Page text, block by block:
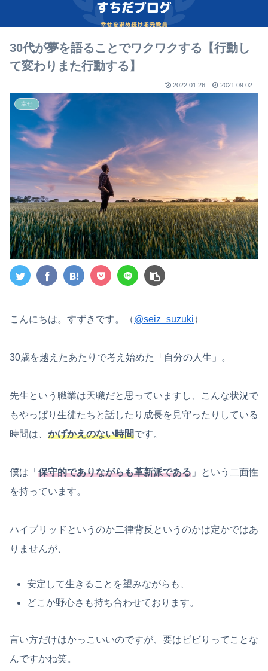
30代が夢を語ることでワクワクする【行動し
て変わりまた行動する】
2022.01.26 2021.09.02
幸せ
こんにちは。すずきです。（@seiz_suzuki）
30歳を越えたあたりで考え始めた「自分の人生」。
先生という職業は天職だと思っていますし、こんな状況で
もやっぱり生徒たちと話したり成長を見守ったりしている
時間は、 かげかえのない時間です。
僕は「 保守的でありながらも革新派である 」という二面性
を持っています。
ハイブリッドというのか二律背反というのかは定かではあ
りませんが、
安定して生きることを望みながらも、
どこか野心さも持ち合わせております。
言い方だけはかっこいいのですが、要はビビりってことな
んですかね笑。